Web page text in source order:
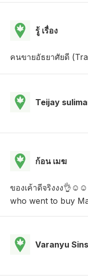
รู้ เรื่อง
คนขายอัธยาศัยดี
Teijay
ก้อน เมฆ
ของเค้าดีจริงงง
who went to buy
Varanyu